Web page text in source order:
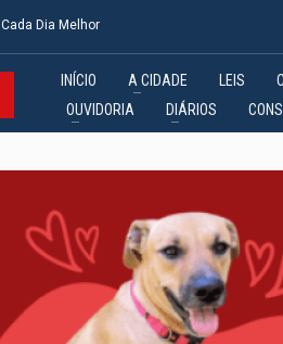
Cada Dia Melhor
INÍCIO A CIDADE LEIS
OUVIDORIA
DIÁRIOS